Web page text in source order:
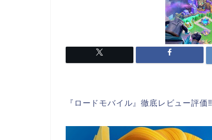
『ロードモバイル』徹底レビュー評価‼︎